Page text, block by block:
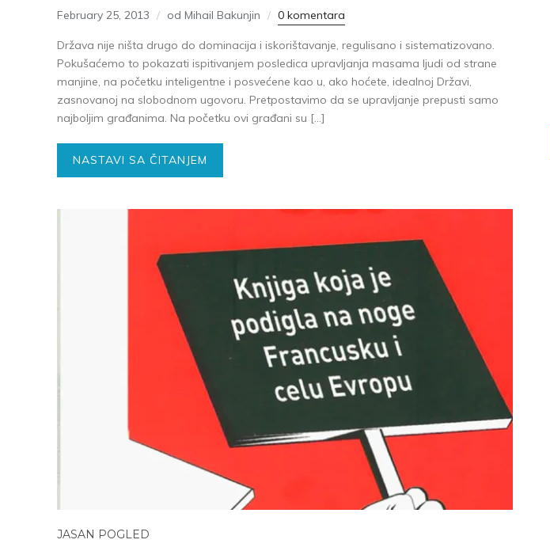
February 25, 2013 od Mihail Bakunjin 0 komentara
Država nije ništa drugo do dominacija i iskorištavanje, regulisano i sistematizovano.
Pokušaćemo to pokazati ispitivanjem posledica upravljanja masama ljudi od strane
manjine, na početku inteligentne i posvećene kao u, ako hoćete, idealnoj Državi,
zasnovanoj na slobodnom ugovoru. Pretpostavimo da se upravljanje prepusti samo
najboljim građanima. Na početku ovi građani su […]
NASTAVI SA ČITANJEM
JASAN POGLED